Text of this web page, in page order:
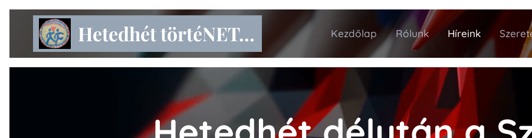
Hetedhét törtéNET... Kezdőlap Rólunk Híreink